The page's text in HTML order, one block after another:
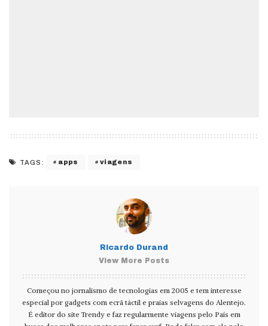
TAGS: apps viagens
Ricardo Durand
View More Posts
Começou no jornalismo de tecnologias em 2005 e tem interesse
especial por gadgets com ecrã táctil e praias selvagens do Alentejo.
É editor do site Trendy e faz regularmente viagens pelo País em